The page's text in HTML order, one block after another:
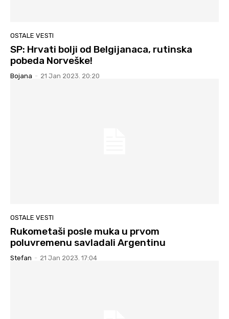
OSTALE VESTI
SP: Hrvati bolji od Belgijanaca, rutinska
pobeda Norveške!
Bojana - 21 Jan 2023. 20:20
OSTALE VESTI
Rukometaši posle muka u prvom
poluvremenu savladali Argentinu
Stefan - 21 Jan 2023. 17:04